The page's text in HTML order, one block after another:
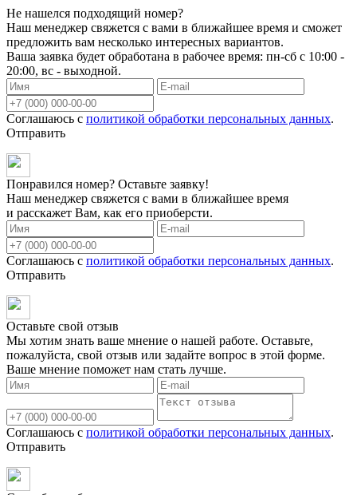
Не нашелся подходящий номер?
Наш менеджер свяжется с вами в ближайшее время и сможет
предложить вам несколько интересных вариантов.
Ваша заявка будет обработана в рабочее время: пн-сб с 10:00 -
20:00, вс - выходной.
Соглашаюсь с политикой обработки персональных данных.
Отправить
Понравился номер? Оставьте заявку!
Наш менеджер свяжется с вами в ближайшее время
и расскажет Вам, как его приоберсти.
Соглашаюсь с политикой обработки персональных данных.
Отправить
Оставьте свой отзыв
Мы хотим знать ваше мнение о нашей работе. Оставьте,
пожалуйста, свой отзыв или задайте вопрос в этой форме.
Ваше мнение поможет нам стать лучше.
Соглашаюсь с политикой обработки персональных данных.
Отправить